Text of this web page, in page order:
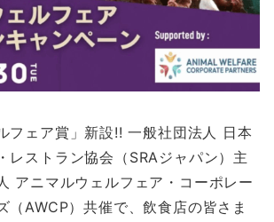
フェア賞」新設!! 一般社団法人 日本
レストラン協会（SRAジャパン）主
アニマルウェルフェア・コーポレー
（AWCP）共催で、飲食店の皆さま